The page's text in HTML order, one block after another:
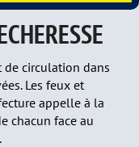
de circulation dans
Les feux et
appelle à la
chacun face au